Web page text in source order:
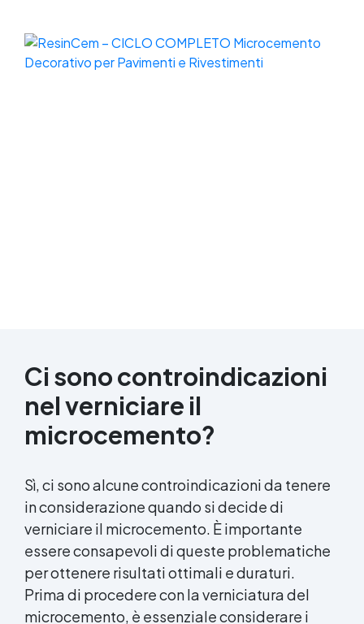
Ci sono controindicazioni
nel verniciare il
microcemento?
Sì, ci sono alcune controindicazioni da tenere
in considerazione quando si decide di
verniciare il microcemento. È importante
essere consapevoli di queste problematiche
per ottenere risultati ottimali e duraturi.
Prima di procedere con la verniciatura del
microcemento, è essenziale considerare i